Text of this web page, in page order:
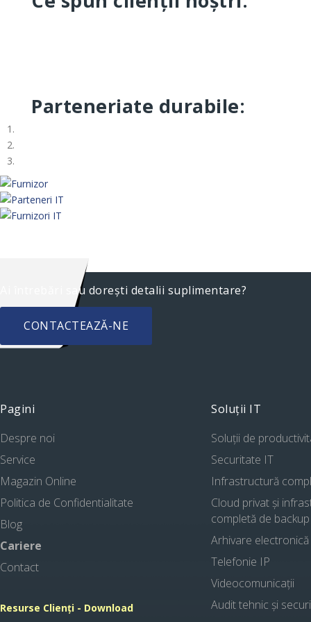
Parteneriate durabile:
Ai întrebări sau dorești detalii suplimentare?
CONTACTEAZĂ-NE
Pagini
Despre noi
Service
Magazin Online
Politica de Confidentialitate
Blog
Cariere
Contact
Resurse Clienți - Download
Soluții IT
Soluții de
Securitate IT
Infrastructură
Cloud privat și
completă de backup
Arhivare electronică
Telefonie IP
Videocomunicații
Audit tehnic și